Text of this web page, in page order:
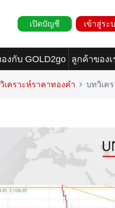
เปิดบัญชี เข้าสู่ระ
งกับ GOLD2go ลูกค้าของเ
เคราะห์ราคาทองคำ บทวิเค